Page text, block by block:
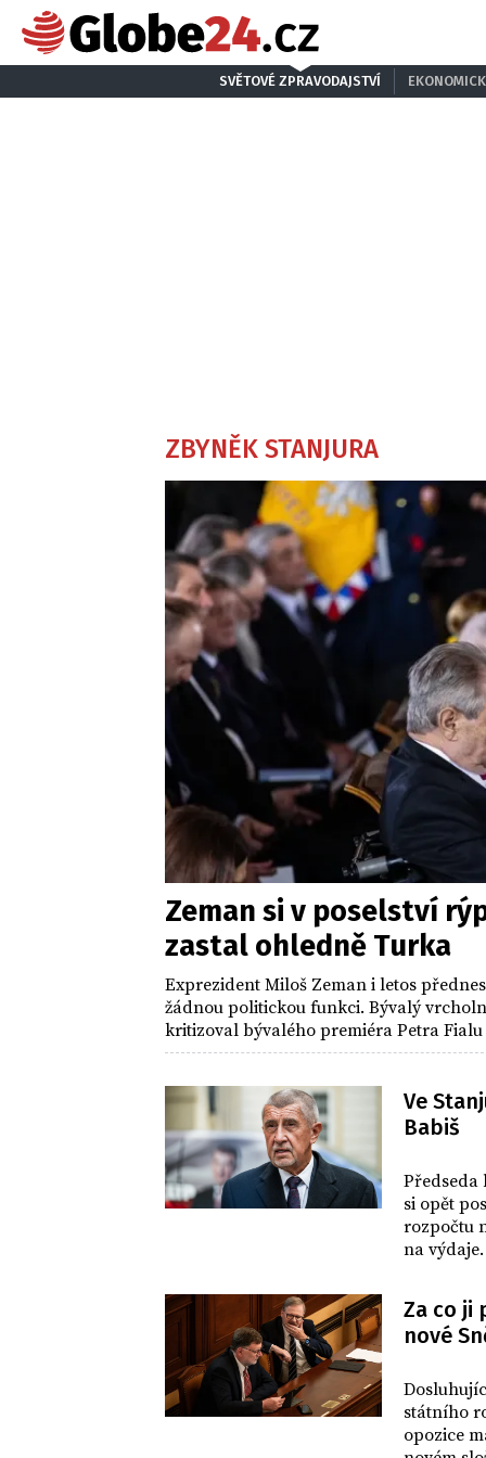
SVĚTOVÉ ZPRAVODAJSTVÍ
ZBYNĚK STANJURA
Zeman si v poselství
zastal ohledně Turka
Exprezident Miloš Zeman i letos
žádnou politickou funkci. Bývalý
kritizoval bývalého premiéra Petra
věci ocenil svého nástupce Petra Pavla.
Ve
Babiš
si opět
rozpočtu
na
Za co ji
nové
státního
opozice